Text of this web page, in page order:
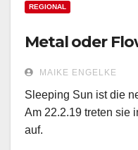
REGIONAL
Metal oder
MAIKE ENGELKE
Sleeping Sun ist die
Am 22.2.19 treten sie
auf.